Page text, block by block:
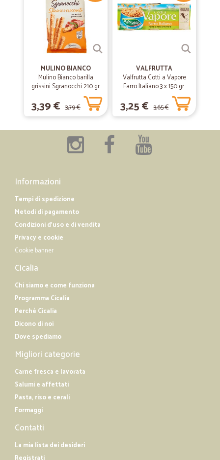
MULINO BIANCO
Mulino Bianco barilla
grissini Sgranocchi 210 gr.
3,39 € 3,79 €
VALFRUTTA
Valfrutta Cotti a Vapore
Farro Italiano 3 x 150 gr.
3,25 € 3,65 €
Informazioni
Tempi di spedizione
Metodi di pagamento
Condizioni d'uso e di vendita
Privacy e cookie
Cookie banner
Cicalia
Chi siamo e come funziona
Programma Cicalia
Perché Cicalia
Dicono di noi
Dove spediamo
Migliori categorie
Carne fresca e lavorata
Salumi e affettati
Pasta, riso e cerali
Formaggi
Contatti
La mia lista dei desideri